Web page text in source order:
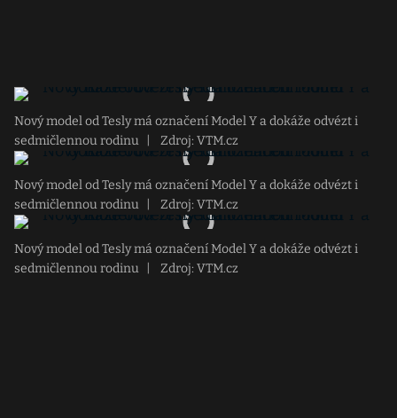
Nový model od Tesly má označení Model Y a dokáže odvézt i
sedmičlennou rodinu
Zdroj: VTM.cz
Nový model od Tesly má označení Model Y a dokáže odvézt i
sedmičlennou rodinu
Zdroj: VTM.cz
Nový model od Tesly má označení Model Y a dokáže odvézt i
sedmičlennou rodinu
Zdroj: VTM.cz